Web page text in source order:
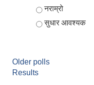
नराम्रो
सुधार आवश्यक
Older polls
Results